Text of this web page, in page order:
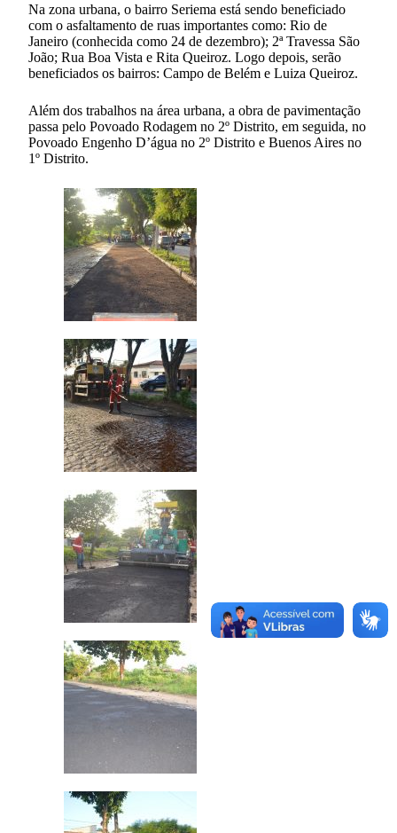
Na zona urbana, o bairro Seriema está sendo beneficiado
com o asfaltamento de ruas importantes como: Rio de
Janeiro (conhecida como 24 de dezembro); 2ª Travessa São
João; Rua Boa Vista e Rita Queiroz. Logo depois, serão
beneficiados os bairros: Campo de Belém e Luiza Queiroz.
Além dos trabalhos na área urbana, a obra de pavimentação
passa pelo Povoado Rodagem no 2º Distrito, em seguida, no
Povoado Engenho D’água no 2º Distrito e Buenos Aires no
1º Distrito.